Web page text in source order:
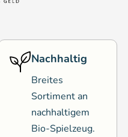
Nachhaltig
Breites
Sortiment an
nachhaltigem
Bio-Spielzeug.